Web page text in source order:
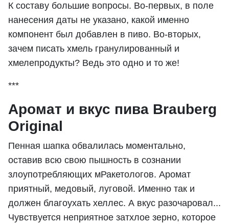
К составу большие вопросы. Во-первых, в поле
нанесения даты не указано, какой именно
компонент был добавлен в пиво. Во-вторых,
зачем писать хмель гранулированный и
хмелепродукты? Ведь это одно и то же!
***
Аромат и вкус пива Brauberg
Original
Пенная шапка обвалилась моментально,
оставив всю свою пышность в сознании
злоупотребляющих мРакетологов. Аромат
приятный, медовый, луговой. Именно так и
должен благоухать хеллес. А вкус разочаровал...
Чувствуется неприятное затхлое зерно, которое